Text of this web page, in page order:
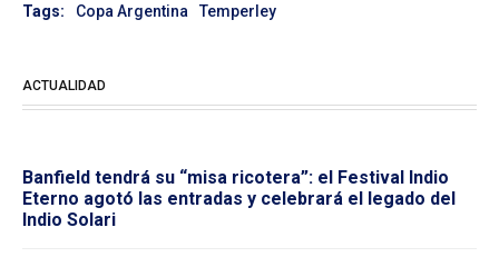
Tags: Copa Argentina Temperley
ACTUALIDAD
Banfield tendrá su “misa ricotera”: el Festival Indio
Eterno agotó las entradas y celebrará el legado del
Indio Solari